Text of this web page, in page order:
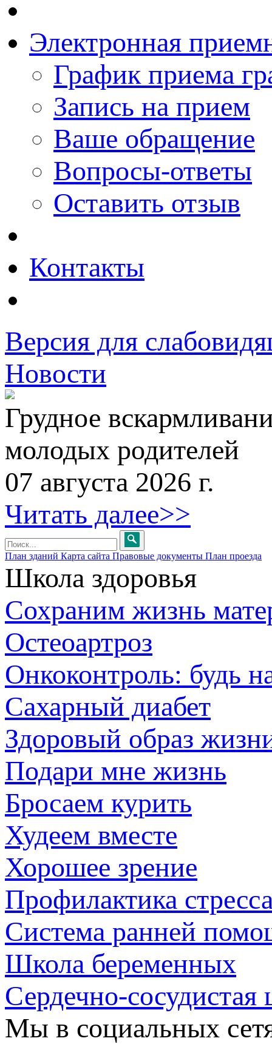
Электронная
График приема
Запись на прием
Ваше обращение
Вопросы-ответы
Оставить отзыв
Контакты
Версия для
Новости
Грудное
молодых родителей
07 августа 2026 г.
Читать далее>>
План зданий Карта сайта Правовые документы План проезда
Школа здоровья
Сохраним жизнь
Остеоартроз
Онкоконтроль: будь
Сахарный диабет
Здоровый образ
Подари мне жизнь
Бросаем курить
Худеем вместе
Хорошее зрение
Профилактика
Система ранней
Школа беременных
Сердечно-сосудистая
Мы в социальных